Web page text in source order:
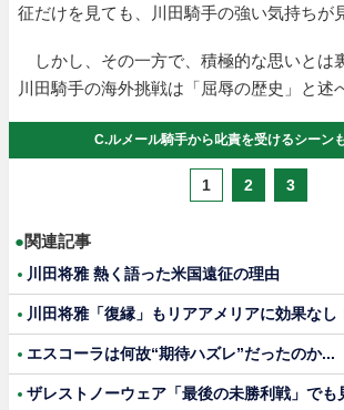
征だけを見ても、川田騎手の強い気持ちが
しかし、その一方で、積極的な思いとは
川田騎手の海外挑戦は「屈辱の歴史」と述
C.ルメール騎手から叱責を受けるシー
1 2 3
●関連記事
川田将雅 熱く語った米国遠征の理由
川田将雅「復縁」もリアアメリアに効果なし
エスコーラは何故“期待ハズレ”だったのか...
ザレストノーウェア「最後の未勝利戦」でも